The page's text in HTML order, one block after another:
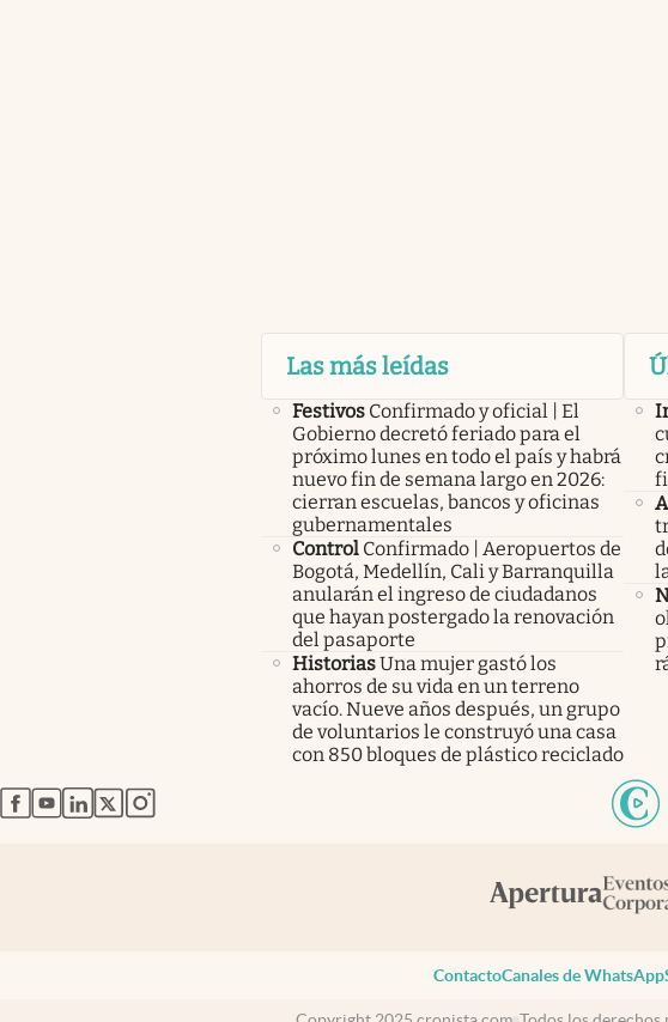
Las más leídas
Festivos Confirmado y oficial | El
Gobierno decretó feriado para el
próximo lunes en todo el país y habrá
nuevo fin de semana largo en 2026:
cierran escuelas, bancos y oficinas
gubernamentales
Control Confirmado | Aeropuertos de
Bogotá, Medellín, Cali y Barranquilla
anularán el ingreso de ciudadanos
que hayan postergado la renovación
del pasaporte
HistoriasUna mujer gastó los
ahorros de su vida en un terreno
vacío. Nueve años después, un grupo
de voluntarios le construyó una casa
con 850 bloques de plástico reciclado
abre en nueva pestaña
abre en nueva pestaña
abre en nueva pestaña
abre en nueva pestaña
abre en nueva pestaña
ContactoCanales de WhatsApp